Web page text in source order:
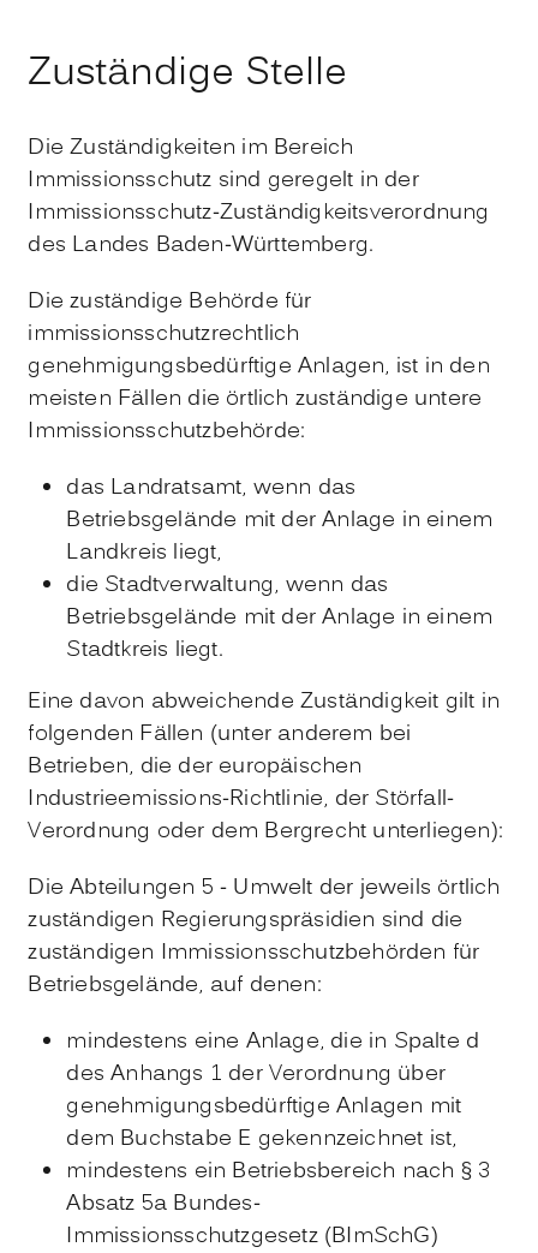
Zuständige Stelle
Die Zuständigkeiten im Bereich
Immissionsschutz sind geregelt in der
Immissionsschutz-Zuständigkeitsverordnung
des Landes Baden-Württemberg.
Die zuständige Behörde für
immissionsschutzrechtlich
genehmigungsbedürftige Anlagen, ist in den
meisten Fällen die örtlich zuständige untere
Immissionsschutzbehörde:
das Landratsamt, wenn das
Betriebsgelände mit der Anlage in einem
Landkreis liegt,
die Stadtverwaltung, wenn das
Betriebsgelände mit der Anlage in einem
Stadtkreis liegt.
Eine davon abweichende Zuständigkeit gilt in
folgenden Fällen (unter anderem bei
Betrieben, die der europäischen
Industrieemissions-Richtlinie, der Störfall-
Verordnung oder dem Bergrecht unterliegen):
Die Abteilungen 5 - Umwelt der jeweils örtlich
zuständigen Regierungspräsidien sind die
zuständigen Immissionsschutzbehörden für
Betriebsgelände, auf denen:
mindestens eine Anlage, die in Spalte d
des Anhangs 1 der Verordnung über
genehmigungsbedürftige Anlagen mit
dem Buchstabe E gekennzeichnet ist,
mindestens ein Betriebsbereich nach § 3
Absatz 5a Bundes-
Immissionsschutzgesetz (BImSchG)